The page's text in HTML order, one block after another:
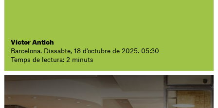
Víctor Antich
Barcelona. Dissabte, 18 d'octubre de 2025. 05:30
Temps de lectura: 2 minuts